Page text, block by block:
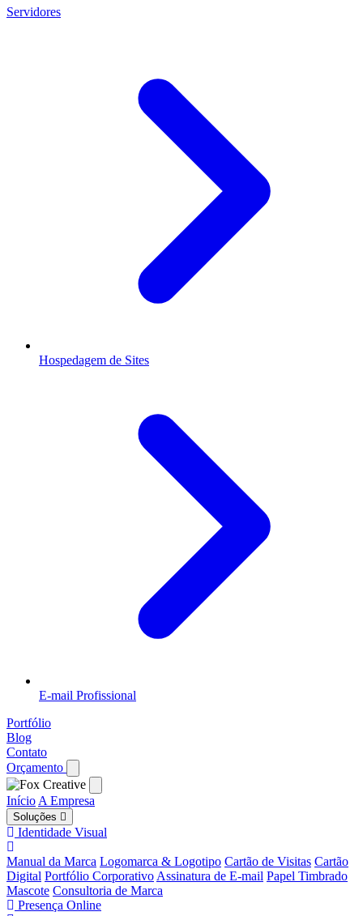
Servidores
Hospedagem de Sites
E-mail Profissional
Portfólio
Blog
Contato
Orçamento
Início A Empresa
Soluções
Identidade Visual
Manual da Marca Logomarca & Logotipo Cartão de Visitas Cartão
Digital Portfólio Corporativo Assinatura de E-mail Papel Timbrado
Mascote Consultoria de Marca
Presença Online